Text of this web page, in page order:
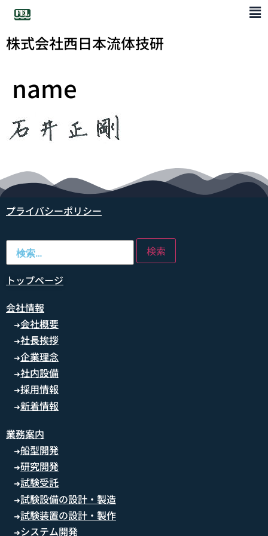
株式会社西日本流体技研
name
プライバシーポリシー
トップページ
会社情報
➜会社概要
➜社長挨拶
➜企業理念
➜社内設備
➜採用情報
➜新着情報
業務案内
➜船型開発
➜研究開発
➜試験受託
➜試験設備の設計・製造
➜試験装置の設計・製作
➜システム開発